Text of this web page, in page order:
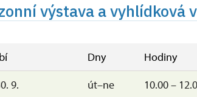
výstava a vyhlídková
Dny
Hodiny
9.
út–ne 10.00 –